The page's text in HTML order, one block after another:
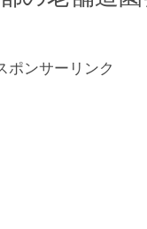
ポンサーリンク